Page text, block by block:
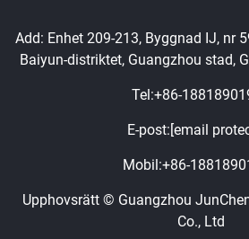
Add: Enhet 209-213, Byggnad IJ, nr
Baiyun-distriktet, Guangzhou stad,
Tel:+86-
E-post: [email
Mobil:+86-
Upphovsrätt © Guangzhou
Co., Ltd